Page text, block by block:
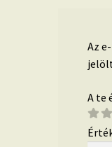
Az
A te